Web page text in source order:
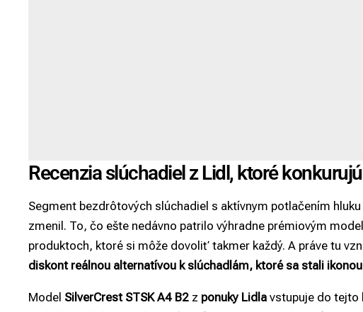
Recenzia slúchadiel z Lidl, ktoré
Segment bezdrôtových slúchadiel s aktívnym potlačením
zmenil. To, čo ešte nedávno patrilo výhradne prémiovým
produktoch, ktoré si môže dovoliť takmer každý. A práve tu
diskont reálnou alternatívou k slúchadlám, ktoré sa stali
Model SilverCrest STSK A4 B2 z ponuky Lidla vstupuje do tejto